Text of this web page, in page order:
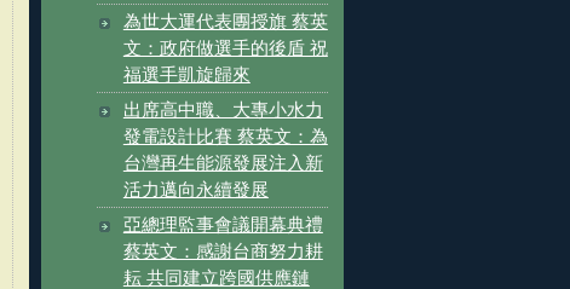
為世大運代表團授旗 蔡英
文：政府做選手的後盾 祝
福選手凱旋歸來
出席高中職、大專小水力
發電設計比賽 蔡英文：為
台灣再生能源發展注入新
活力邁向永續發展
亞總理監事會議開幕典禮
蔡英文：感謝台商努力耕
耘 共同建立跨國供應鏈